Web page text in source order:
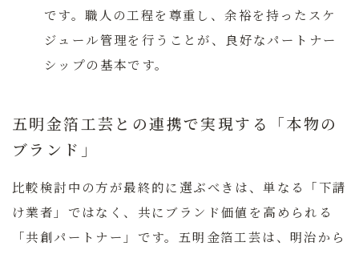
です。職人の工程を尊重し、余裕を持ったスケ
ジュール管理を行うことが、良好なパートナー
シップの基本です。
五明金箔工芸との連携で実現する「本物の
ブランド」
比較検討中の方が最終的に選ぶべきは、単なる「下請
け業者」ではなく、共にブランド価値を高められる
「共創パートナー」です。五明金箔工芸は、明治から